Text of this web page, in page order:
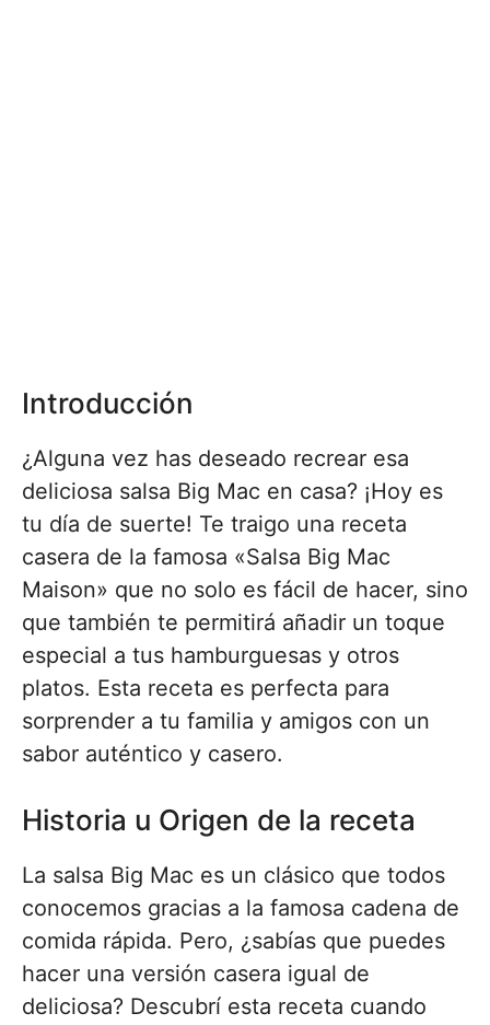
Introducción
¿Alguna vez has deseado recrear esa
deliciosa salsa Big Mac en casa? ¡Hoy es
tu día de suerte! Te traigo una receta
casera de la famosa «Salsa Big Mac
Maison» que no solo es fácil de hacer, sino
que también te permitirá añadir un toque
especial a tus hamburguesas y otros
platos. Esta receta es perfecta para
sorprender a tu familia y amigos con un
sabor auténtico y casero.
Historia u Origen de la receta
La salsa Big Mac es un clásico que todos
conocemos gracias a la famosa cadena de
comida rápida. Pero, ¿sabías que puedes
hacer una versión casera igual de
deliciosa? Descubrí esta receta cuando